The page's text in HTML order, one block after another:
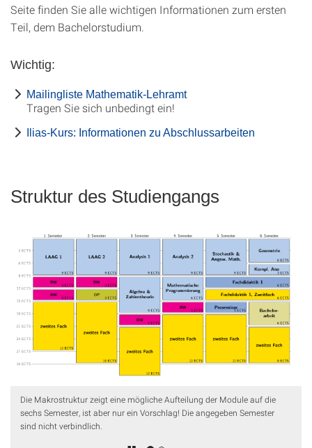
Seite finden Sie alle wichtigen Informationen zum ersten
Teil, dem Bachelorstudium.
Wichtig:
Mailingliste Mathematik-Lehramt
Tragen Sie sich unbedingt ein!
Ilias-Kurs: Informationen zu Abschlussarbeiten
Struktur des Studiengangs
Die Makrostruktur zeigt eine mögliche Aufteilung der Module auf die
sechs Semester, ist aber nur ein Vorschlag! Die angegeben Semester
sind nicht verbindlich.